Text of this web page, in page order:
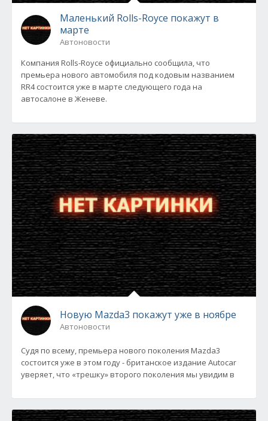
Маленький Rolls-Royce покажут в
марте
Автоновости
Компания Rolls-Royce официально сообщила, что
премьера нового автомобиля под кодовым названием
RR4 состоится уже в марте следующего года на
автосалоне в Женеве.
Новую Mazda3 покажут уже в ноябре
Автоновости
Судя по всему, премьера нового поколения Mazda3
состоится уже в этом году - британское издание Autocar
уверяет, что «трешку» второго поколения мы увидим в